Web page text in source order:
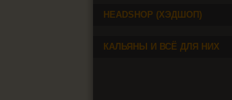
HEADSHOP (ХЭДШОП)
КАЛЬЯНЫ И ВСЁ ДЛЯ НИХ